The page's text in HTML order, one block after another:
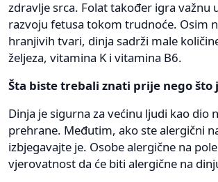
zdravlje srca. Folat također igra važnu
razvoju fetusa tokom trudnoće. Osim
hranjivih tvari, dinja sadrži male
željeza, vitamina K i vitamina B6.
Šta biste trebali znati prije nego što
Dinja je sigurna za većinu ljudi kao dio
prehrane. Međutim, ako ste alergični
izbjegavajte je. Osobe alergične na
vjerovatnost da će biti alergične na